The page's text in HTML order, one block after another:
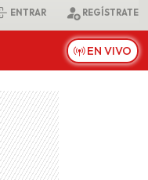
ENTRAR REGÍSTRATE
EN VIVO